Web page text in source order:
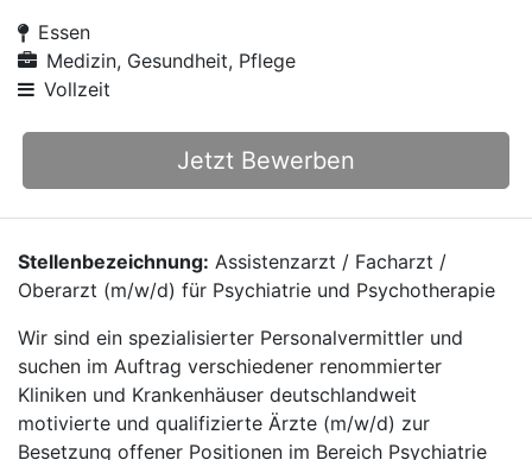
Essen
Medizin, Gesundheit, Pflege
Vollzeit
Jetzt Bewerben
Stellenbezeichnung: Assistenzarzt / Facharzt /
Oberarzt (m/w/d) für Psychiatrie und Psychotherapie
Wir sind ein spezialisierter Personalvermittler und
suchen im Auftrag verschiedener renommierter
Kliniken und Krankenhäuser deutschlandweit
motivierte und qualifizierte Ärzte (m/w/d) zur
Besetzung offener Positionen im Bereich Psychiatrie